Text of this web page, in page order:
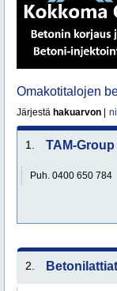
Omakotitalojen
Järjestä hakuarvon
1. TAM-
Puh. 0400 650 784
2.